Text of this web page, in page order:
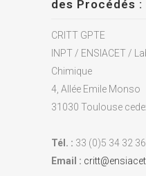
des Procédés :
CRITT GPTE
INPT / ENSIACET /
Chimique
4, Allée Emile Monso
31030 Toulouse
Tél. : 33 (0)5 34 32 36
Email :